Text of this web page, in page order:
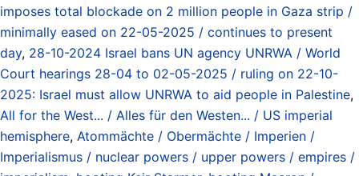
imposes total blockade on 2 million people in Gaza strip /
minimally eased on 22-05-2025 / continues to present
day, 28-10-2024 Israel bans UN agency UNRWA / World
Court hearings 28-04 to 02-05-2025 / ruling on 22-10-
2025: Israel must allow UNRWA to aid people in Palestine,
All for the West... / Alles für den Westen... / US imperial
hemisphere, Atommächte / Obermächte / Imperien /
Imperialismus / nuclear powers / upper powers / empires /